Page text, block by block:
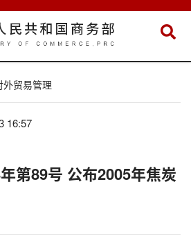
外贸易管理
16:57
第89号 公布2005年焦炭